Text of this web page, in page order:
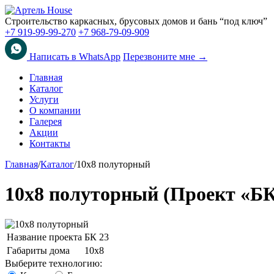
Строительство каркасных, брусовых домов и бань “под ключ”
+7 919-99-99-270 +7 968-79-09-909
Написать в WhatsApp Перезвоните мне →
Главная
Каталог
Услуги
О компании
Галерея
Акции
Контакты
Главная/Каталог/10х8 полуторный
10х8 полуторный (Проект
Название проекта БК 23
Габариты дома
10х8
Выберите технологию: